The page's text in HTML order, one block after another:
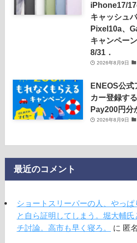
iPhone17/
キャッシュ
Pixel10a、
キャンペー
8/31．
2026年8月9日
ENEOS公式
カー登録す
Pay200円分
2026年8月9日
最近のコメント
ショートスリーパーの人、やっぱ
と自ら証明してしまう。堀大輔
チ討論。高市も早く寝ろ。
に 匿名